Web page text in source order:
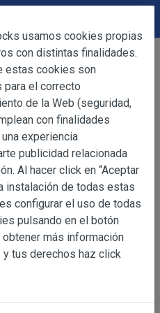
Chicha de Jora 1L
Generales regulan la
del que es titular ALBERT
PERUSTOCKS).
de los productos
usamos cookies propias
con distintas finalidades.
estas cookies son
para el correcto
de la Web (seguridad,
con finalidades
experiencia
publicidad relacionada
Al hacer click en “Aceptar
instalación de todas estas
configurar el uso de todas
pulsando en el botón
obtener más información
tus derechos haz click